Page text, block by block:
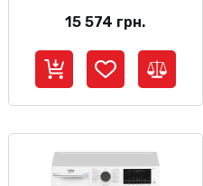
15 574 грн.